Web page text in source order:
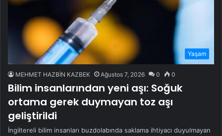
Yaşam
MEHMET HAZBİN KAZBEK Ağustos 7, 2026 0 0
Bilim insanlarından yeni aşı: Soğuk
ortama gerek duymayan toz aşı
geliştirildi
İngiltereli bilim insanları buzdolabında saklama ihtiyacı duyulmayan